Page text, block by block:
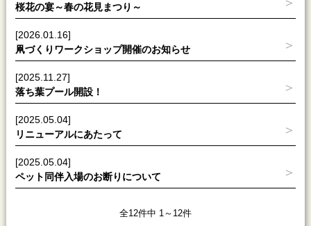
桜花の宴～春の花見まつり～
[2026.01.16]
凧づくりワークショップ開催のお知らせ
[2025.11.27]
落ち葉プール開設！
[2025.05.04]
リニューアルにあたって
[2025.05.04]
ペット同伴入場のお断りについて
全12件中 1～12件